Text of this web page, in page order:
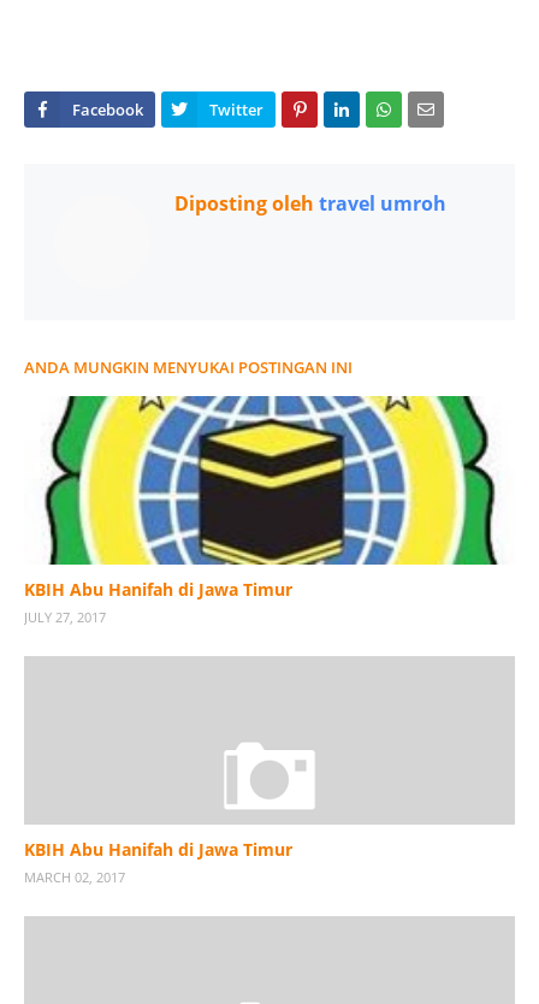
Diposting oleh travel umroh
ANDA MUNGKIN MENYUKAI POSTINGAN INI
KBIH Abu Hanifah di Jawa Timur
JULY 27, 2017
KBIH Abu Hanifah di Jawa Timur
MARCH 02, 2017